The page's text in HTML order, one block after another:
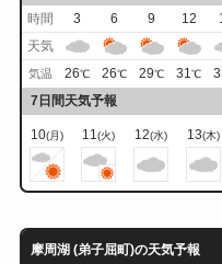
時間
3 6 9 12
天気
気温 26℃ 26℃ 29℃ 31℃
7日間天気予報
10(月) 11(火) 12(水) 13(木)
摩周湖 (弟子屈町)の天気予報